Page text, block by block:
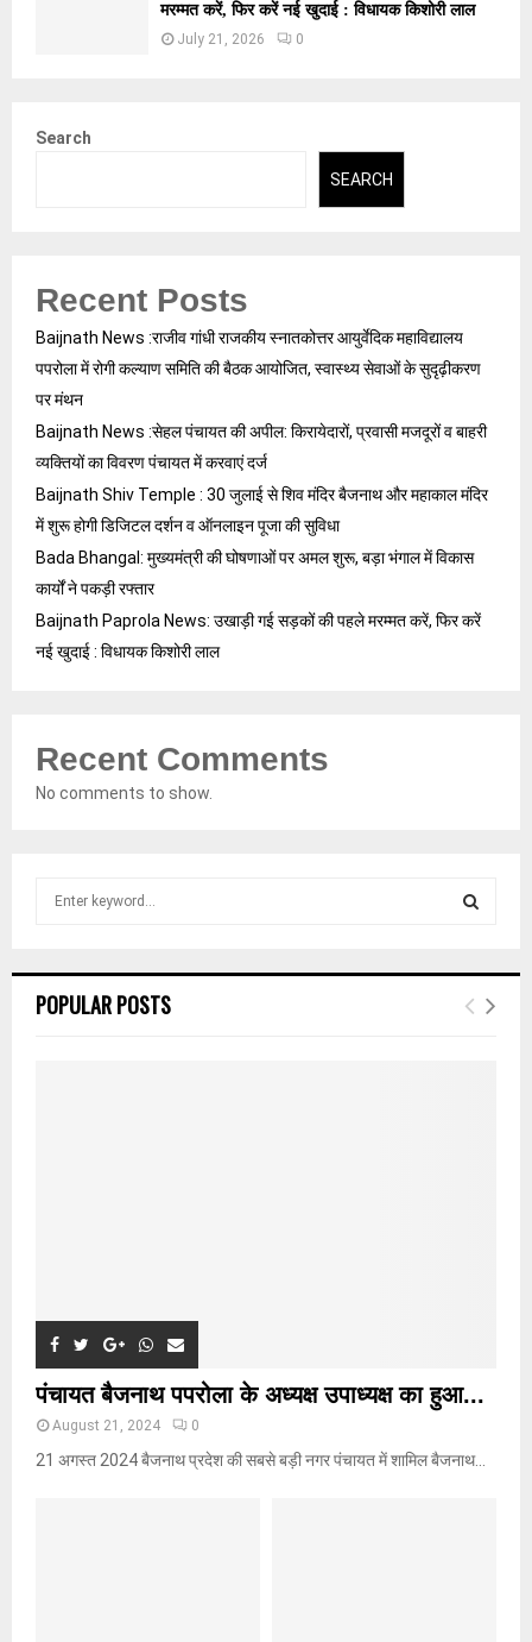
मरम्मत करें, फिर करें नई खुदाई : विधायक किशोरी लाल
July 21, 2026 0
Search
SEARCH
Recent Posts
Baijnath News :राजीव गांधी राजकीय स्नातकोत्तर आयुर्वेदिक महाविद्यालय
पपरोला में रोगी कल्याण समिति की बैठक आयोजित, स्वास्थ्य सेवाओं के सुदृढ़ीकरण
पर मंथन
Baijnath News :सेहल पंचायत की अपील: किरायेदारों, प्रवासी मजदूरों व बाहरी
व्यक्तियों का विवरण पंचायत में करवाएं दर्ज
Baijnath Shiv Temple : 30 जुलाई से शिव मंदिर बैजनाथ और महाकाल मंदिर
में शुरू होगी डिजिटल दर्शन व ऑनलाइन पूजा की सुविधा
Bada Bhangal: मुख्यमंत्री की घोषणाओं पर अमल शुरू, बड़ा भंगाल में विकास
कार्यों ने पकड़ी रफ्तार
Baijnath Paprola News: उखाड़ी गई सड़कों की पहले मरम्मत करें, फिर करें
नई खुदाई : विधायक किशोरी लाल
Recent Comments
No comments to show.
h
E
POPULAR POSTS
पंचायत बैजनाथ पपरोला के अध्यक्ष उपाध्यक्ष का हुआ...
August 21, 2024 0
21 अगस्त 2024 बैजनाथ प्रदेश की सबसे बड़ी नगर पंचायत में शामिल बैजनाथ...